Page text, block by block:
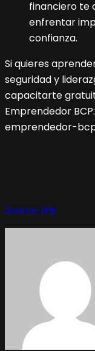
financiero te
enfrentar
confianza.
Si quieres
seguridad y
capacitarte
Emprendedor
emprendedor-
de
entradas
Source link